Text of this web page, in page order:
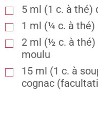
5 ml (1 c. à thé)
1 ml (¼ c. à thé)
2 ml (½ c. à thé)
moulu
15 ml (1 c. à
cognac